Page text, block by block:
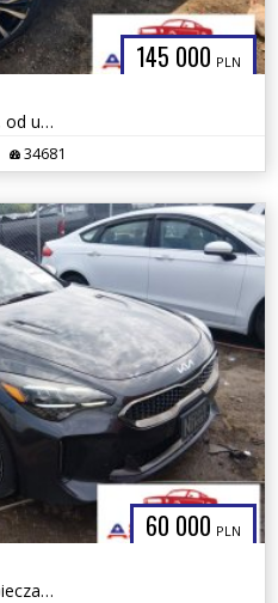
145 000 PLN
2025r., VOLVO XC60 PLUS, 2L, od ubezpieczalni
34681
60 000 PLN
2022r., Gt-Line, 2.5L, od ubezpieczalni